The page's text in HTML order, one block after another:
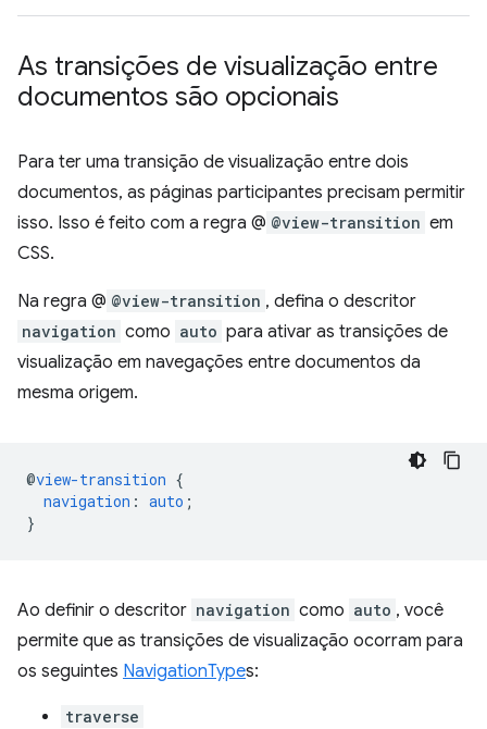
As transições de visualização entre
documentos são opcionais
Para ter uma transição de visualização entre dois
documentos, as páginas participantes precisam permitir
isso. Isso é feito com a regra @ @view-transition em
CSS.
Na regra @ @view-transition , defina o descritor
navigation como auto para ativar as transições de
visualização em navegações entre documentos da
mesma origem.
@view-transition {
navigation : auto ;
}
Ao definir o descritor navigation como auto , você
permite que as transições de visualização ocorram para
os seguintes NavigationTypes:
traverse